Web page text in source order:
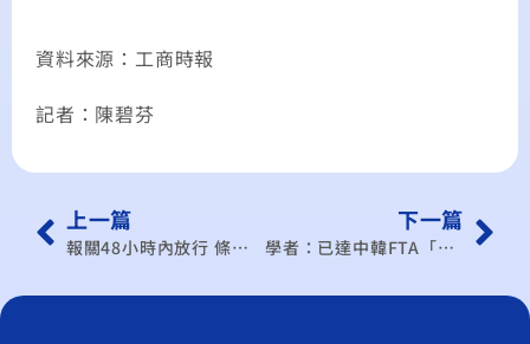
資料來源：工商時報
記者：陳碧芬
上一篇
報關48小時內放行 條件比韓好
下一篇
學者：已達中韓FTA「Plus」標準